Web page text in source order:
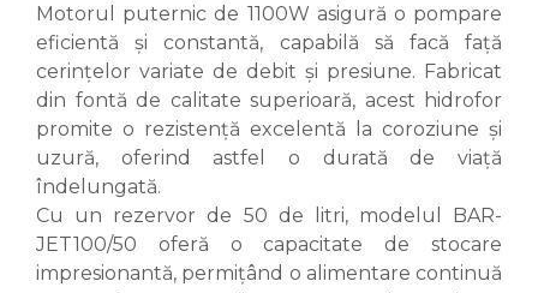
Motorul puternic de 1100W asigură o pompare
eficientă și constantă, capabilă să facă față
cerințelor variate de debit și presiune. Fabricat
din fontă de calitate superioară, acest hidrofor
promite o rezistență excelentă la coroziune și
uzură, oferind astfel o durată de viață
îndelungată.
Cu un rezervor de 50 de litri, modelul BAR-
JET100/50 oferă o capacitate de stocare
impresionantă, permițând o alimentare continuă